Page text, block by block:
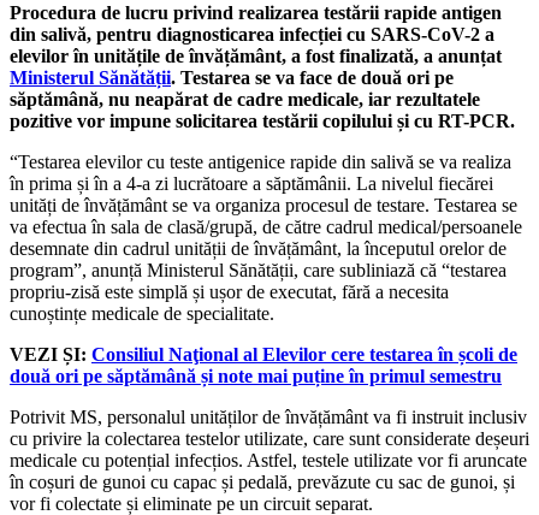
Procedura de lucru privind realizarea testării rapide antigen
din salivă, pentru diagnosticarea infecției cu SARS-CoV-2 a
elevilor în unitățile de învățământ, a fost finalizată, a anunțat
Ministerul Sănătății. Testarea se va face de două ori pe
săptămână, nu neapărat de cadre medicale, iar rezultatele
pozitive vor impune solicitarea testării copilului și cu RT-PCR.
“Testarea elevilor cu teste antigenice rapide din salivă se va realiza
în prima și în a 4-a zi lucrătoare a săptămânii. La nivelul fiecărei
unități de învățământ se va organiza procesul de testare. Testarea se
va efectua în sala de clasă/grupă, de către cadrul medical/persoanele
desemnate din cadrul unității de învățământ, la începutul orelor de
program”, anunță Ministerul Sănătății, care subliniază că “testarea
propriu-zisă este simplă și ușor de executat, fără a necesita
cunoștințe medicale de specialitate.
VEZI ȘI: Consiliul Naţional al Elevilor cere testarea în școli de
două ori pe săptămână și note mai puține în primul semestru
Potrivit MS, personalul unităților de învățământ va fi instruit inclusiv
cu privire la colectarea testelor utilizate, care sunt considerate deșeuri
medicale cu potențial infecțios. Astfel, testele utilizate vor fi aruncate
în coșuri de gunoi cu capac și pedală, prevăzute cu sac de gunoi, și
vor fi colectate și eliminate pe un circuit separat.